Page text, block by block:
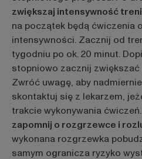
zwiększaj intensywność
na początek będą ćwiczenia
intensywności. Zacznij od
tygodniu po ok. 20 minut.
stopniowo zacznij
Zwróć uwagę, aby
skontaktuj się z lekarzem,
trakcie wykonywania
zapomnij o rozgrzewce i
wykonana rozgrzewka
samym ogranicza ryzyko